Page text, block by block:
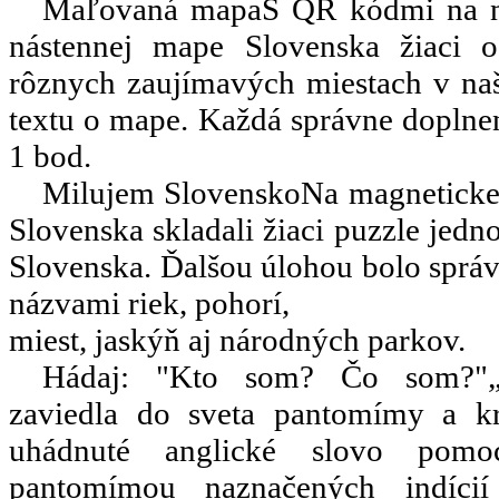
Maľovaná mapaS QR kódmi na
nástennej mape Slovenska žiaci
rôznych zaujímavých miestach v
textu o mape. Každá správne
1 bod.
Milujem SlovenskoNa
Slovenska skladali žiaci puzzle
Slovenska. Ďalšou úlohou bolo
názvami riek, pohorí,
miest, jaskýň aj národných parkov.
Hádaj: "Kto som? Čo som?"
zaviedla do sveta pantomímy a
uhádnuté anglické slovo
pantomímou naznačených